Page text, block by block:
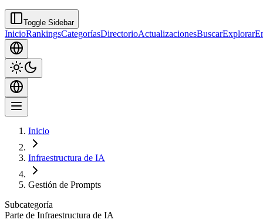
Toggle Sidebar
InicioRankingsCategoríasDirectorioActualizacionesBuscarExplorar
Inicio
Infraestructura de IA
Gestión de Prompts
Subcategoría
Parte de Infraestructura de IA